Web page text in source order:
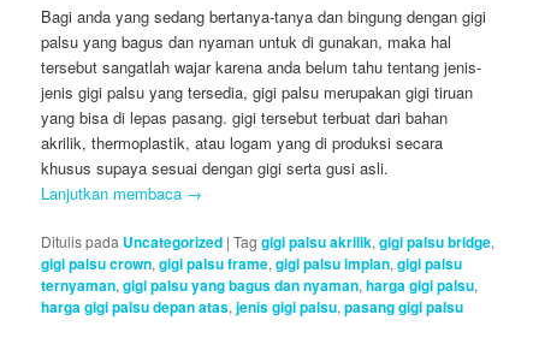
Bagi anda yang sedang bertanya-tanya dan bingung dengan gigi
palsu yang bagus dan nyaman untuk di gunakan, maka hal
tersebut sangatlah wajar karena anda belum tahu tentang jenis-
jenis gigi palsu yang tersedia, gigi palsu merupakan gigi tiruan
yang bisa di lepas pasang. gigi tersebut terbuat dari bahan
akrilik, thermoplastik, atau logam yang di produksi secara
khusus supaya sesuai dengan gigi serta gusi asli.
Lanjutkan membaca →
Ditulis pada Uncategorized |Tag gigi palsu akrilik,gigi palsu bridge,
gigi palsu crown,gigi palsu frame,gigi palsu implan,gigi palsu
ternyaman,gigi palsu yang bagus dan nyaman,harga gigi palsu,
harga gigi palsu depan atas,jenis gigi palsu,pasang gigi palsu